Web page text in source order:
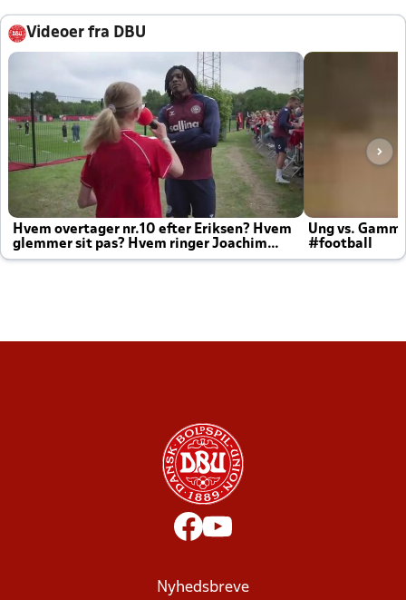
Videoer fra DBU
Hvem overtager nr.10 efter Eriksen? Hvem
glemmer sit pas? Hvem ringer Joachim
altid til efter kampe?
Ung vs.
#football
Nyhedsbreve